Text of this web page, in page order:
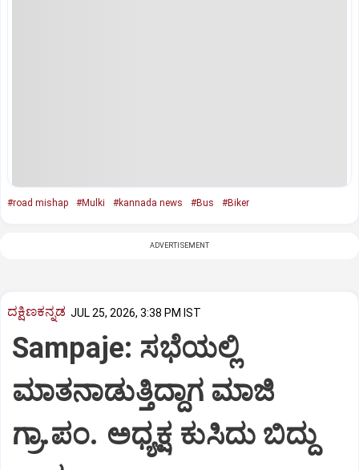
#road mishap #Mulki #kannada news #Bus #Biker
ADVERTISEMENT
ದಕ್ಷಿಣಕನ್ನಡ JUL 25, 2026, 3:38 PM IST
Sampaje: ಸಭೆಯಲ್ಲಿ
ಮಾತನಾಡುತ್ತಿದ್ದಾಗ ಮಾಜಿ
ಗ್ರಾ.ಪಂ. ಅಧ್ಯಕ್ಷ ಕುಸಿದು ಬಿದ್ದು